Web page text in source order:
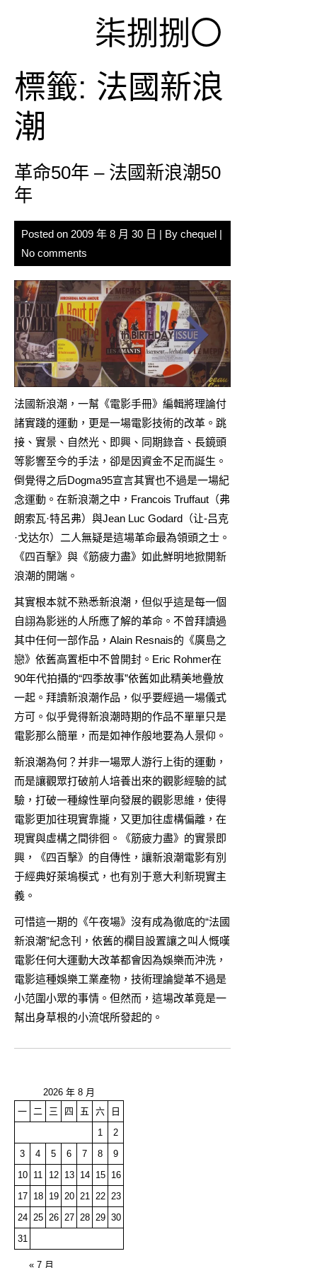
柒捌捌〇
標籤: 法國新浪
潮
革命50年 – 法國新浪潮50
年
Posted on 2009 年 8 月 30 日 | By chequel |
No comments
法國新浪潮，一幫《電影手冊》編輯將理論付
諸實踐的運動，更是一場電影技術的改革。跳
接、實景、自然光、即興、同期錄音、長鏡頭
等影響至今的手法，卻是因資金不足而誕生。
倒覺得之后Dogma95宣言其實也不過是一場紀
念運動。在新浪潮之中，Francois Truffaut（弗
朗索瓦·特呂弗）與Jean Luc Godard（让-吕克
·戈达尔）二人無疑是這場革命最為領頭之士。
《四百擊》與《筋疲力盡》如此鮮明地掀開新
浪潮的開端。
其實根本就不熟悉新浪潮，但似乎這是每一個
自詡為影迷的人所應了解的革命。不曾拜讀過
其中任何一部作品，Alain Resnais的《廣島之
戀》依舊高置柜中不曾開封。Eric Rohmer在
90年代拍攝的“四季故事”依舊如此精美地疊放
一起。拜讀新浪潮作品，似乎要經過一場儀式
方可。似乎覺得新浪潮時期的作品不單單只是
電影那么簡單，而是如神作般地要為人景仰。
新浪潮為何？并非一場眾人游行上街的運動，
而是讓觀眾打破前人培養出來的觀影經驗的試
驗，打破一種線性單向發展的觀影思維，使得
電影更加往現實靠攏，又更加往虛構偏離，在
現實與虛構之間徘徊。《筋疲力盡》的實景即
興，《四百擊》的自傳性，讓新浪潮電影有別
于經典好萊塢模式，也有別于意大利新現實主
義。
可惜這一期的《午夜場》沒有成為徹底的“法國
新浪潮”紀念刊，依舊的欄目設置讓之叫人慨嘆
電影任何大運動大改革都會因為娛樂而沖洗，
電影這種娛樂工業產物，技術理論變革不過是
小范圍小眾的事情。但然而，這場改革竟是一
幫出身草根的小流氓所發起的。
2026 年 8 月
一
二 三 四 五 六
日
1
2
3
4 5 6 7 8
9
10
11 12 13 14 15
16
17
18 19 20 21 22
23
24
25 26 27 28 29 30
31
« 7 月